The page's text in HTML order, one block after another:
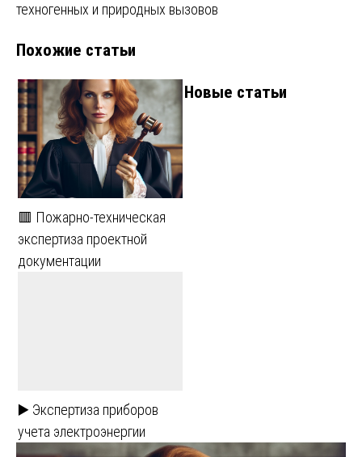
техногенных и природных вызовов
Похожие статьи
🟥 Пожарно-техническая
экспертиза проектной
документации
▶️ Экспертиза приборов
учета электроэнергии
Новые статьи